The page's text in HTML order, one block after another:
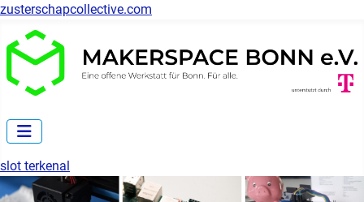
zusterschapcollective.com
slot terkenal